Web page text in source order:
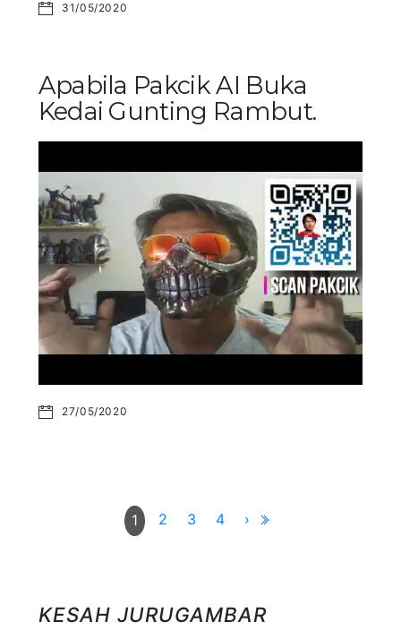
31/05/2020
Apabila Pakcik AI Buka
Kedai Gunting Rambut.
27/05/2020
1 2 3 4 ›
KESAH JURUGAMBAR